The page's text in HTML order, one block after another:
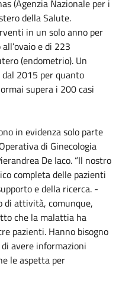
(Agenzia Nazionale per i
della Salute.
in un solo anno per
e di 223
(endometrio). Un
2015 per quanto
supera i 200 casi
in evidenza solo parte
di Ginecologia
De Iaco. “Il nostro
completa delle pazienti
e della ricerca. -
di attività, comunque,
che la malattia ha
pazienti. Hanno bisogno
avere informazioni
le aspetta per